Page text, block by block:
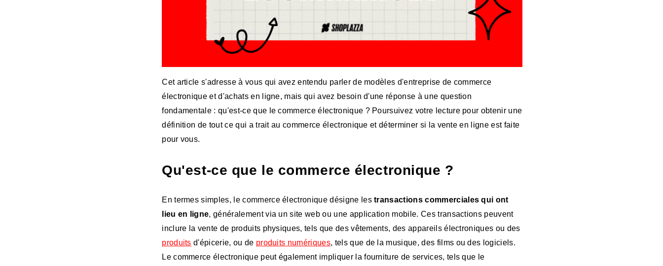
Cet article s'adresse à vous qui avez entendu parler de modèles d'entreprise de commerce
électronique et d'achats en ligne, mais qui avez besoin d'une réponse à une question
fondamentale : qu'est-ce que le commerce électronique ? Poursuivez votre lecture pour obtenir une
définition de tout ce qui a trait au commerce électronique et déterminer si la vente en ligne est faite
pour vous.
Qu'est-ce que le commerce électronique ?
En termes simples, le commerce électronique désigne lestransactions commerciales qui ont
lieu en ligne, généralement via un site web ou une application mobile. Ces transactions peuvent
inclure la vente de produits physiques, tels que des vêtements, des appareils électroniques ou des
produits d'épicerie, ou de produits numériques, tels que de la musique, des films ou des logiciels.
Le commerce électronique peut également impliquer la fourniture de services, tels que le